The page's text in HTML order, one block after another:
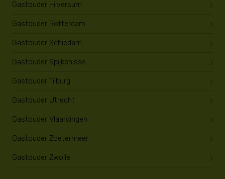
Gastouder Hilversum
Gastouder Rotterdam
Gastouder Schiedam
Gastouder Spijkenisse
Gastouder Tilburg
Gastouder Utrecht
Gastouder Vlaardingen
Gastouder Zoetermeer
Gastouder Zwolle